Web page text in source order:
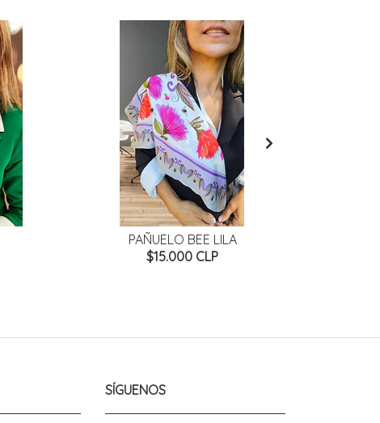
PAÑUELO BEE LILA
$15.000 CLP
SÍGUENOS